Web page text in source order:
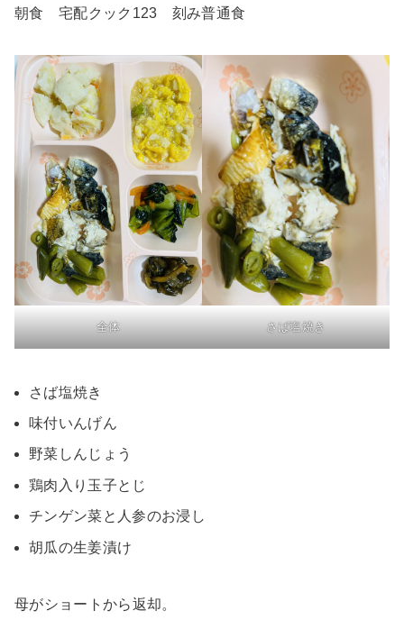
朝食 宅配クック123 刻み普通食
全体 さば塩焼き
さば塩焼き
味付いんげん
野菜しんじょう
鶏肉入り玉子とじ
チンゲン菜と人参のお浸し
胡瓜の生姜漬け
母がショートから返却。